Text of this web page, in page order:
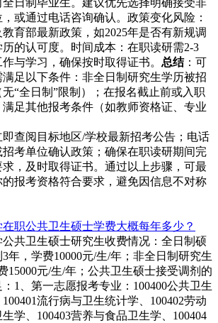
或通过电话咨询确认。政策变化风险：
育部最新政策，如2025年是否有新规调
的认可度。时间成本：在职读研需2-3
与学习，确保按时取得证书。 总结：可
满足以下条件：非全日制研究生学历被招
“全日制”限制）；在报名截止前或入职
足其他报考条件（如教师资格证、专业
即查阅目标地区/学校最新招考公告；电话
考单位确认政策；确保在职读研期间完
求，及时取得证书。通过以上步骤，可最
报考资格符合要求，避免因信息不对称
在职公共卫生硕士学费大概每年多少？
公共卫生硕士研究生收费情况：全日制硕
年，学费10000元/生/年；非全日制研究生
15000元/生/年；公共卫生硕士接受调剂的
1、第一志愿报考专业：100400公共卫生
流行病与卫生统计学、100402劳动
学、100403营养与食品卫生学、100404